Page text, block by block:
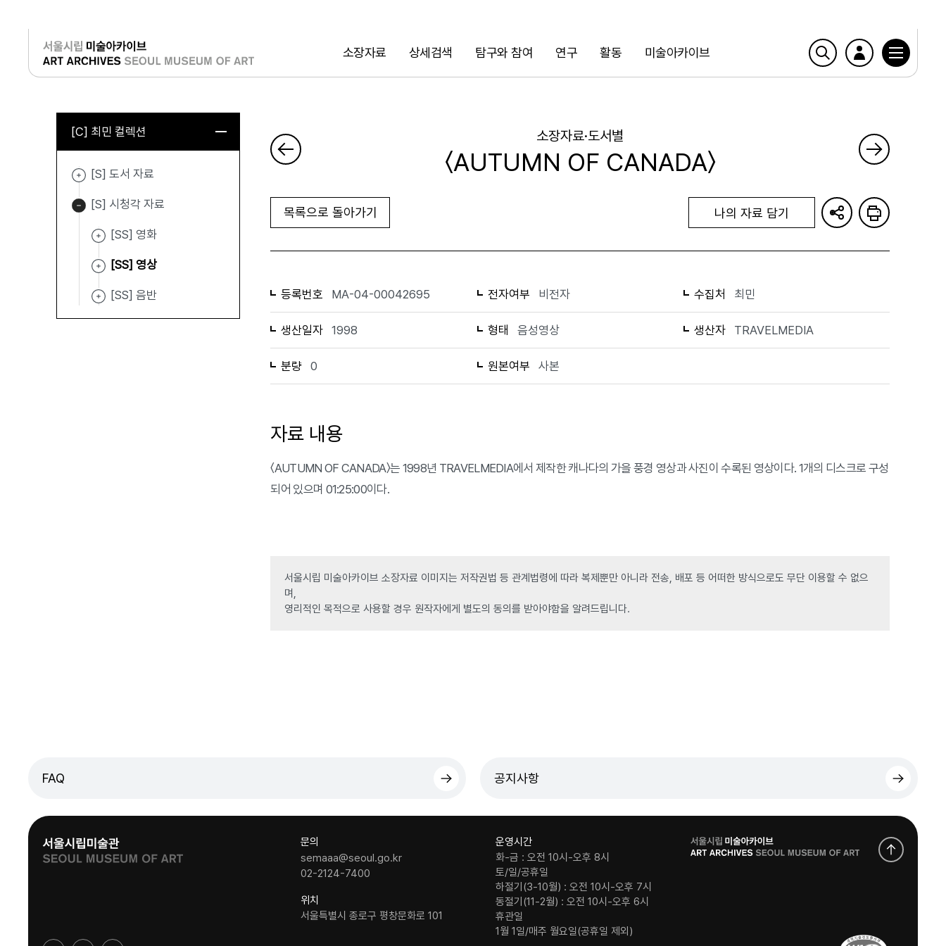
소장자료 상세검색 탐구와 참여 연구 활동 미술아카이브
검색
로그인
[C] 최민 컬렉션
[S] 도서 자료
[S] 시청각 자료
[SS] 영화
[SS] 영상
[SS] 음반
소장자료·도서별
〈AUTUMN OF CANADA〉
목록으로 돌아가기 나의 자료 담기
등록번호 MA-04-00042695 전자여부 비전자 수집처 최민
생산일자 1998 형태 음성영상 생산자 TRAVELMEDIA
분량 0 원본여부 사본
자료 내용
〈AUTUMN OF CANADA〉는 1998년 TRAVELMEDIA에서 제작한 캐나다의 가을 풍경 영상과 사진이 수록된 영상이다. 1개의 디스크로 구성
되어 있으며 01:25:00이다.
서울시립 미술아카이브 소장자료 이미지는 저작권법 등 관계법령에 따라 복제뿐만 아니라 전송, 배포 등 어떠한 방식으로도 무단 이용할 수 없으
며,
영리적인 목적으로 사용할 경우 원작자에게 별도의 동의를 받아야함을 알려드립니다.
FAQ 공지사항
문의
semaaa@seoul.go.kr
02-2124-7400
위치
서울특별시 종로구 평창문화로 101
운영시간
화-금 : 오전 10시-오후 8시
토/일/공휴일
하절기(3-10월) : 오전 10시-오후 7시
동절기(11-2월) : 오전 10시-오후 6시
휴관일
1월 1일/매주 월요일(공휴일 제외)
로
고